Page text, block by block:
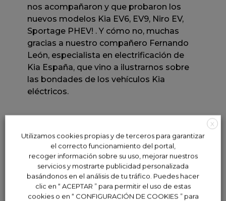
nos acompañaron y que probaron los
nuevos modelos Kia EV6, EV9, Niro EV,
Sportage PHEV! . Y cómo no, muchas
gracias a nuestro compañero Fernando
León, especialista en electrificación de
Kia España, que vino a ilustrarnos sobre
las bondades de los vehículos Kia
eléctricos.
Tags: No tags
X
Utilizamos cookies propias y de terceros para garantizar
el correcto funcionamiento del portal,
recoger información sobre su uso, mejorar nuestros
servicios y mostrarte publicidad personalizada
basándonos en el análisis de tu tráfico. Puedes hacer
clic en “ ACEPTAR ” para permitir el uso de estas
cookies o en “ CONFIGURACIÓN DE COOKIES ” para